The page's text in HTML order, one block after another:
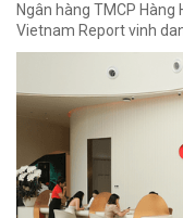
Ngân hàng TMCP Hàng
Vietnam Report vinh